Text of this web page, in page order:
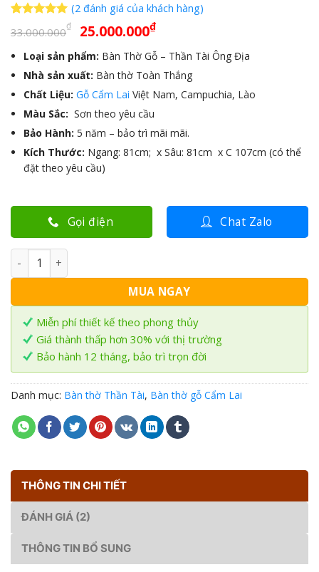
dựa trên
(2 đánh giá của khách hàng)
33.000.000₫ Giá
gốc
là:
33.000.000₫.
25.000.000₫Giá
hiện
tại
là:
25.000.000₫.
Loại sản phẩm: Bàn Thờ Gỗ – Thần Tài Ông Địa
Nhà sản xuất: Bàn thờ Toàn Thắng
Chất Liệu:Gỗ Cẩm Lai Việt Nam, Campuchia, Lào
Màu Sắc: Sơn theo yêu cầu
Bảo Hành: 5 năm – bảo trì mãi mãi.
Kích Thước: Ngang: 81cm; x Sâu: 81cm x C 107cm (có thể
đặt theo yêu cầu)
Gọi điện Chat Zalo
Bàn thờ Thần Tài gỗ Cẩm Lai TTC-06 số lượng
MUA NGAY
Miễn phí thiết kế theo phong thủy
Giá thành thấp hơn 30% với thị trường
Bảo hành 12 tháng, bảo trì trọn đời
Danh mục: Bàn thờ Thần Tài, Bàn thờ gỗ Cẩm Lai
THÔNG TIN CHI TIẾT
ĐÁNH GIÁ (2)
THÔNG TIN BỔ SUNG